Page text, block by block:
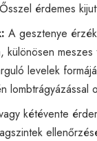
érdemes
A gesztenye
különösen
levelek
lombtrágyázással
kétévente